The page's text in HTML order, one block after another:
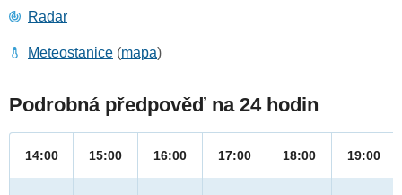
Radar
Meteostanice (mapa)
Podrobná předpověď na 24 hodin
14:00 15:00 16:00 17:00 18:00 19:00